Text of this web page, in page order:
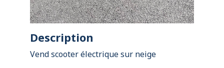
Description
Vend scooter électrique sur neige